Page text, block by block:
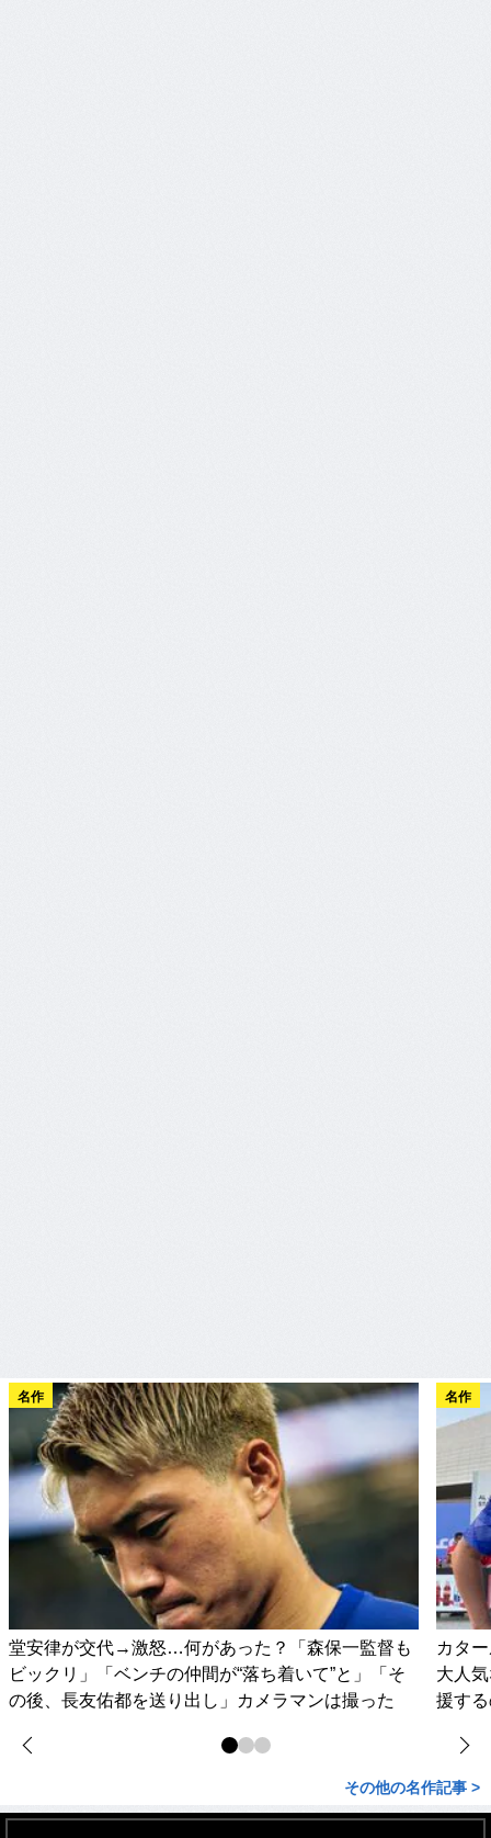
名作
堂安律が交代→激怒…何があった？「森保一監督も
ビックリ」「ベンチの仲間が“落ち着いて”と」「そ
の後、長友佑都を送り出し」カメラマンは撮った
名作
カタ
大人
援す
その他の名作記事 >